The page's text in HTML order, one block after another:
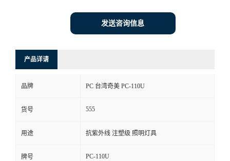
发送咨询信息
产品详请
品牌 PC 台湾奇美 PC-110U
货号 555
用途 抗紫外线 注塑级 照明灯具
牌号 PC-110U